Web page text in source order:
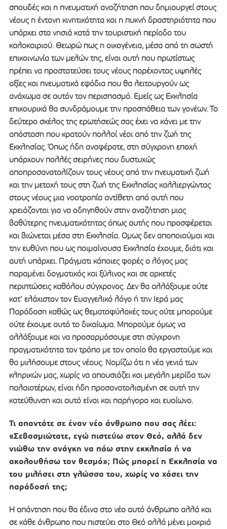
σπουδές και η πνευματική αναζήτηση που δημιουργεί στους
νέους η έντονη κινητικότητα και η πυκνή δραστηριότητα που
υπάρχει στα νησιά κατά την τουριστική περίοδο του
καλοκαιριού. Θεωρώ πως η οικογένεια, μέσα από τη σωστή
επικοινωνία των μελών της, είναι αυτή που πρωτίστως
πρέπει να προστατεύσει τους νέους παρέχοντας υψηλές
αξίες και πνευματικά εφόδια που θα λειτουργούν ως
ανάχωμα σε αυτόν τον περισπασμό. Εμείς ως Εκκλησία
επικουρικά θα συνδράμουμε την προσπάθεια των γονέων. Το
δεύτερο σκέλος της ερωτήσεώς σας έχει να κάνει με την
απόσταση που κρατούν πολλοί νέοι από την ζωή της
Εκκλησίας. Όπως ήδη αναφέρατε, στη σύγχρονη εποχή
υπάρχουν πολλές σειρήνες που δυστυχώς
αποπροσανατολίζουν τους νέους από την πνευματική ζωή
και την μετοχή τους στη ζωή της Εκκλησίας καλλιεργώντας
στους νέους μια νοοτροπία αντίθετη από αυτή που
χρειάζονται για να οδηγηθούν στην αναζήτηση μιας
βαθύτερης πνευματικότητας όπως αυτής που προσφέρεται
και βιώνεται μέσα στη Εκκλησία. Ομως δεν αποποιούμαι και
την ευθύνη που ως ποιμαίνουσα Εκκλησία έχουμε, διότι και
αυτή υπάρχει. Πράγματι κάποιες φορές ο λόγος μας
παραμένει δογματικός και ξύλινος και σε αρκετές
περιπτώσεις καθόλου σύγχρονος. Δεν θα αλλάξουμε ούτε
κατ’ ελάχιστον τον Ευαγγελικό λόγο ή την Ιερά μας
Παράδοση καθώς ως θεματοφύλακές τους ούτε μπορούμε
ούτε έχουμε αυτό το δικαίωμα. Μπορούμε όμως να
αλλάξουμε και να προσαρμόσουμε στη σύγχρονη
πραγματικότητα τον τρόπο με τον οποίο θα εργαστούμε και
θα μιλήσουμε στους νέους. Νομίζω ότι η νέα γενιά των
κληρικών μας, χωρίς να απουσιάζει και μεγάλη μερίδα των
παλαιοτέρων, είναι ήδη προσανατολισμένη σε αυτή την
κατεύθυνση και αυτό είναι και παρήγορο και ευοίωνο.
Τι απαντάτε σε έναν νέο άνθρωπο που σας λέει:
«Σεβασμιώτατε, εγώ πιστεύω στον Θεό, αλλά δεν
νιώθω την ανάγκη να πάω στην εκκλησία ή να
ακολουθήσω τον θεσμό»; Πώς μπορεί η Εκκλησία να
του μιλήσει στη γλώσσα του, χωρίς να χάσει την
παράδοσή της;
Η απάντηση που θα έδινα στο νέο αυτό άνθρωπο αλλά και
σε κάθε άνθρωπο που πιστεύει στο Θεό αλλά μένει μακριά